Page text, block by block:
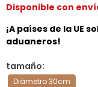
Disponible con
¡A países de la UE
aduaneros!
tamaño
Diámetro 30cm